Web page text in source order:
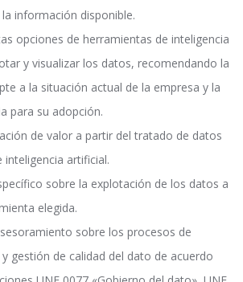
información disponible.
opciones de herramientas de inteligencia
y visualizar los datos, recomendando la
a la situación actual de la empresa y la
para su adopción.
de valor a partir del tratado de datos
artificial.
sobre la explotación de los datos a
elegida.
sobre los procesos de
gestión de calidad del dato de acuerdo